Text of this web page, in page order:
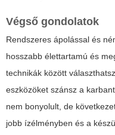
Végső gondolatok
Rendszeres ápolással és
hosszabb élettartamú és
technikák között
eszközöket szánsz a
nem bonyolult, de
jobb ízélményben és a